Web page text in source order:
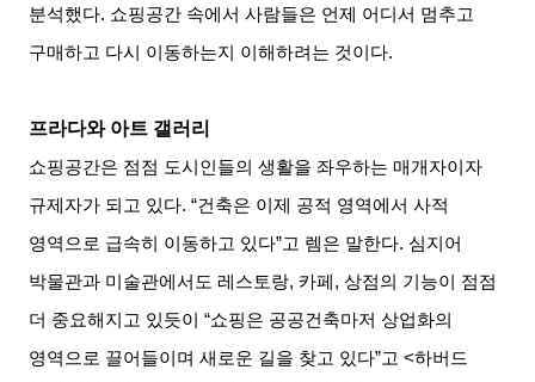
분석했다. 쇼핑공간 속에서 사람들은 언제 어디서 멈추고
구매하고 다시 이동하는지 이해하려는 것이다.
프라다와 아트 갤러리
쇼핑공간은 점점 도시인들의 생활을 좌우하는 매개자이자
규제자가 되고 있다. “건축은 이제 공적 영역에서 사적
영역으로 급속히 이동하고 있다”고 렘은 말한다. 심지어
박물관과 미술관에서도 레스토랑, 카페,상점의 기능이 점점
더 중요해지고 있듯이 “쇼핑은 공공건축마저 상업화의
영역으로 끌어들이며 새로운 길을 찾고 있다”고 <하버드